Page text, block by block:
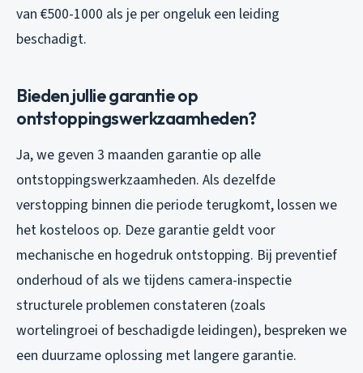
van €500-1000 als je per ongeluk een leiding
beschadigt.
Bieden jullie garantie op
ontstoppingswerkzaamheden?
Ja, we geven 3 maanden garantie op alle
ontstoppingswerkzaamheden. Als dezelfde
verstopping binnen die periode terugkomt, lossen we
het kosteloos op. Deze garantie geldt voor
mechanische en hogedruk ontstopping. Bij preventief
onderhoud of als we tijdens camera-inspectie
structurele problemen constateren (zoals
wortelingroei of beschadigde leidingen), bespreken we
een duurzame oplossing met langere garantie.